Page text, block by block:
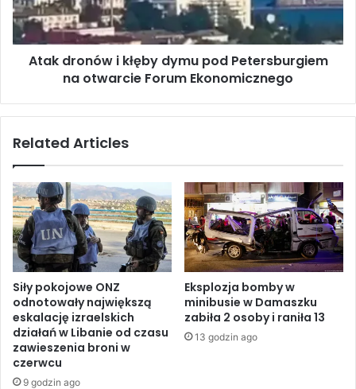
e
w
a
i
y
w
K
i
j
o
w
i
e
p
z
m
o
n
ó
b
y
m
u
p
o
P
e
e
r
s
Atak dronów i kłęby dymu pod Petersburgiem
na otwarcie Forum Ekonomicznego
Related Articles
Siły pokojowe ONZ
odnotowały największą
eskalację izraelskich
działań w Libanie od czasu
zawieszenia broni w
czerwcu
9 godzin ago
Eksplozja bomby w
minibusie w Damaszku
zabiła 2 osoby i raniła 13
13 godzin ago